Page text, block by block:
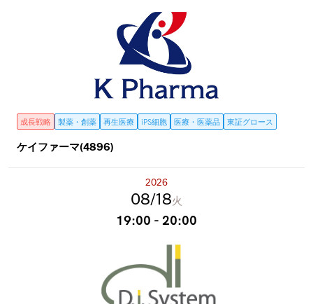
成長戦略 製薬・創薬 再生医療 iPS細胞 医療・医薬品 東証グロース
ケイファーマ(4896)
2026
08 18火
19:00 - 20:00